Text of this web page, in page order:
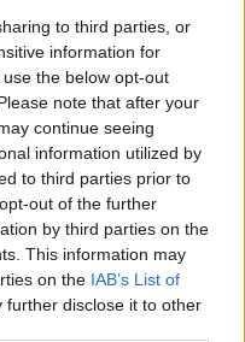
to third parties, or
information for
the below opt-out
note that after your
continue seeing
information utilized by
to third parties prior to
out of the further
by third parties on the
This information may
on the IAB’s List of
further disclose it to other
huszonhárom tanár
Nyilatkozatukban azt
fókuszában a
amelyek biztosítják
minden felnőtt
szeretnénk, ami nem
Érdekvédelmi és
tárgyaljon a